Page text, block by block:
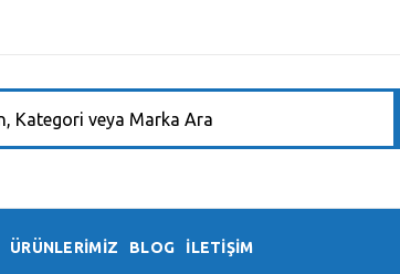
ÜRÜNLERİMİZ BLOG İLETİŞİM